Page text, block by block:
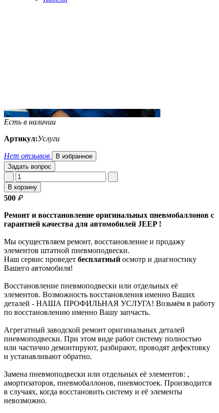
Есть в наличии
Артикул:Услуги
Нет отзывов
В избранное
Задать вопрос
В корзину
500 ₽
Ремонт и восстановление оригинальных пневмобаллонов с
гарантией качества для автомобилей JEEP !
Мы осуществляем ремонт, восстановление и продажу
элементов штатной пневмоподвески.
Наш сервис проведет бесплатный осмотр и диагностику
Вашего автомобиля!
Восстановление пневмоподвески или отдельных её
элементов. Возможность восстановления именно Ваших
деталей - НАША ПРОФИЛЬНАЯ УСЛУГА! Возьмём в работу
по восстановлению именно Вашу запчасть.
Агрегатный заводской ремонт оригинальных деталей
пневмоподвески. При этом виде работ систему полностью
или частично демонтируют, разбирают, проводят дефектовку
и устанавливают обратно.
Замена пневмоподвески или отдельных её элементов: ,
амортизаторов, пневмобаллонов, пневмостоек. Производится
в случаях, когда восстановить систему и её элементы
невозможно.